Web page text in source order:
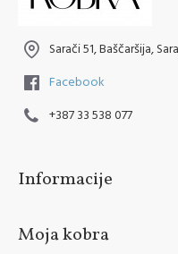
Sarači 51, Baščaršija,
Facebook
+387 33 538 077
Informacije
Moja kobra